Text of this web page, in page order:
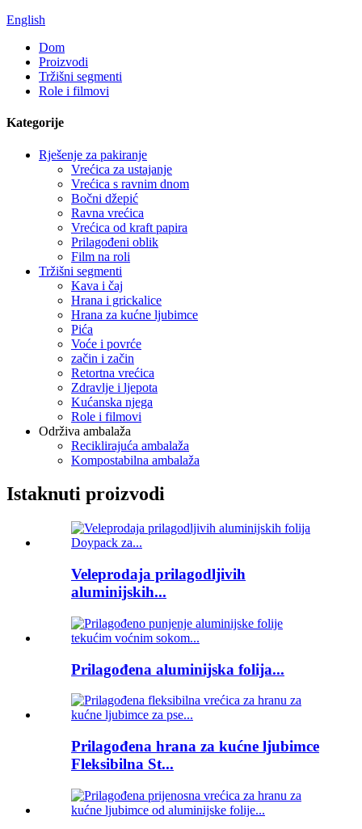
English
Dom
Proizvodi
Tržišni segmenti
Role i filmovi
Kategorije
Rješenje za pakiranje
Vrećica za ustajanje
Vrećica s ravnim dnom
Bočni džepić
Ravna vrećica
Vrećica od kraft papira
Prilagođeni oblik
Film na roli
Tržišni segmenti
Kava i čaj
Hrana i grickalice
Hrana za kućne ljubimce
Pića
Voće i povrće
začin i začin
Retortna vrećica
Zdravlje i ljepota
Kućanska njega
Role i filmovi
Održiva ambalaža
Reciklirajuća ambalaža
Kompostabilna ambalaža
Istaknuti proizvodi
Veleprodaja prilagodljivih
aluminijskih...
Prilagođena aluminijska folija...
Prilagođena hrana za kućne ljubimce
Fleksibilna St...